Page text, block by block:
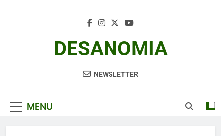
DESANOMIA
NEWSLETTER
MENU